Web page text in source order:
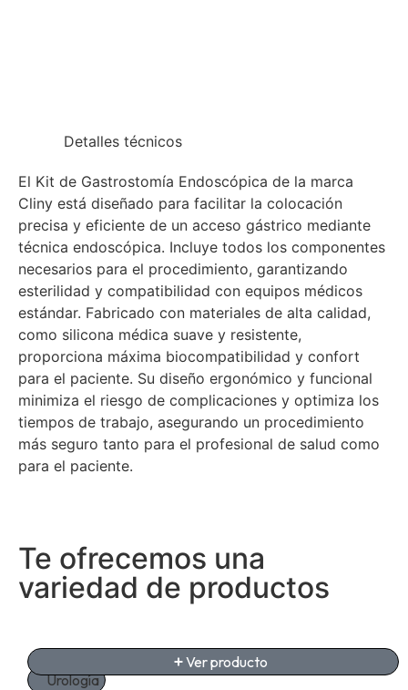
Detalles técnicos
El Kit de Gastrostomía Endoscópica de la marca
Cliny está diseñado para facilitar la colocación
precisa y eficiente de un acceso gástrico mediante
técnica endoscópica. Incluye todos los componentes
necesarios para el procedimiento, garantizando
esterilidad y compatibilidad con equipos médicos
estándar. Fabricado con materiales de alta calidad,
como silicona médica suave y resistente,
proporciona máxima biocompatibilidad y confort
para el paciente. Su diseño ergonómico y funcional
minimiza el riesgo de complicaciones y optimiza los
tiempos de trabajo, asegurando un procedimiento
más seguro tanto para el profesional de salud como
para el paciente.
Te ofrecemos una
variedad de productos
Urología
Ver producto